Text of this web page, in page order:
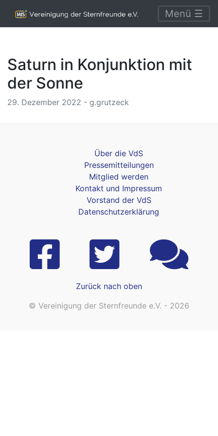
Menü ☰
Saturn in Konjunktion mit
der Sonne
29. Dezember 2022 - g.grutzeck
Über die VdS
Pressemitteilungen
Mitglied werden
Kontakt und Impressum
Vorstand der VdS
Datenschutzerklärung
Zurück nach oben
© Vereinigung der Sternfreunde e.V. - 2026